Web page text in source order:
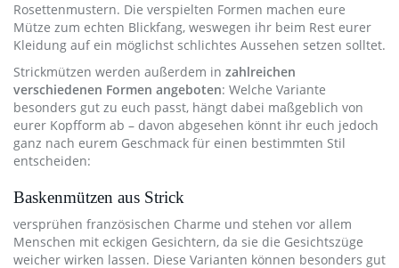
Rosettenmustern. Die verspielten Formen machen eure
Mütze zum echten Blickfang, weswegen ihr beim Rest eurer
Kleidung auf ein möglichst schlichtes Aussehen setzen solltet.
Strickmützen werden außerdem in zahlreichen
verschiedenen Formen angeboten: Welche Variante
besonders gut zu euch passt, hängt dabei maßgeblich von
eurer Kopfform ab – davon abgesehen könnt ihr euch jedoch
ganz nach eurem Geschmack für einen bestimmten Stil
entscheiden:
Baskenmützen aus Strick
versprühen französischen Charme und stehen vor allem
Menschen mit eckigen Gesichtern, da sie die Gesichtszüge
weicher wirken lassen. Diese Varianten können besonders gut